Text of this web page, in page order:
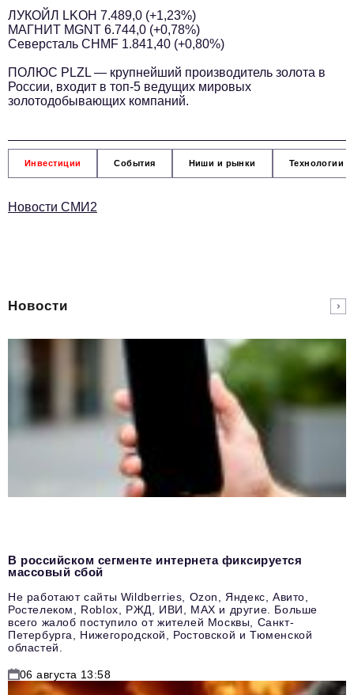
Отдел рекламы
reklama@business-magazine.online
Отдел распространения/редакционная подписка
Отдел по работе с партнерами
partner@business-magazine.online
ЛУКОЙЛ LKOH 7.489,0 (+1,23%)
МАГНИТ MGNT 6.744,0 (+0,78%)
Северсталь CHMF 1.841,40 (+0,80%)
ПОЛЮС PLZL — крупнейший производитель золота в
России, входит в топ-5 ведущих мировых
золотодобывающих компаний.
Инвестиции События Ниши и рынки Технологии
Новости СМИ2
Новости
В российском сегменте интернета фиксируется
массовый сбой
Не работают сайты Wildberries, Ozon, Яндекс, Авито,
Ростелеком, Roblox, РЖД, ИВИ, MAX и другие. Больше
всего жалоб поступило от жителей Москвы, Санкт-
Петербурга, Нижегородской, Ростовской и Тюменской
областей.
06 августа 13:58